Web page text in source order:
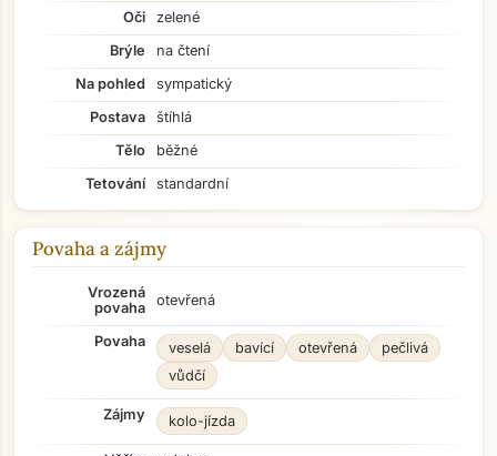
Oči
zelené
Brýle
na čtení
Na pohled
sympatický
Postava
štíhlá
Tělo
běžné
Tetování
standardní
Povaha a zájmy
Vrozená
povaha
otevřená
Povaha veselá bavící otevřená
pečlivá
vůdčí
Zájmy kolo-jízda